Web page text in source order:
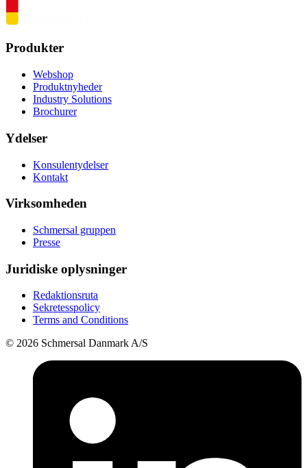
Produkter
Webshop
Produktnyheder
Industry Solutions
Brochurer
Ydelser
Konsulentydelser
Kontakt
Virksomheden
Schmersal gruppen
Presse
Juridiske oplysninger
Redaktionsruta
Sekretesspolicy
Terms and Conditions
© 2026 Schmersal Danmark A/S